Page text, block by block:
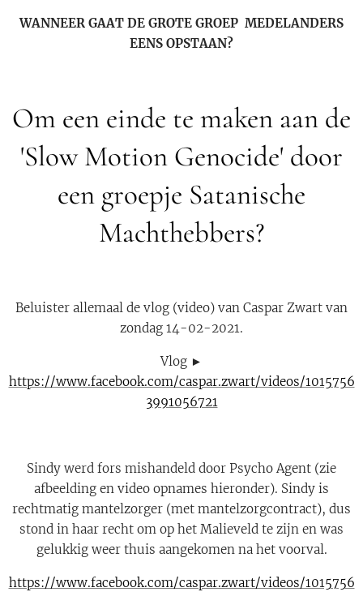
WANNEER GAAT DE GROTE GROEP MEDELANDERS
EENS OPSTAAN?
Om een einde te maken aan de
'Slow Motion Genocide' door
een groepje Satanische
Machthebbers?
Beluister allemaal de vlog (video) van Caspar Zwart van
zondag 14-02-2021.
Vlog ►
https://www.facebook.com/caspar.zwart/videos/1015756
3991056721
Sindy werd fors mishandeld door Psycho Agent (zie
afbeelding en video opnames hieronder). Sindy is
rechtmatig mantelzorger (met mantelzorgcontract), dus
stond in haar recht om op het Malieveld te zijn en was
gelukkig weer thuis aangekomen na het voorval.
https://www.facebook.com/caspar.zwart/videos/1015756